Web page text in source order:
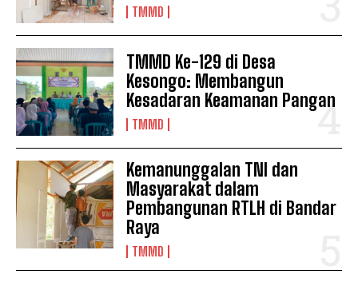
TMMD
TMMD Ke-129 di Desa
Kesongo: Membangun
Kesadaran Keamanan Pangan
TMMD
Kemanunggalan TNI dan
Masyarakat dalam
Pembangunan RTLH di Bandar
Raya
TMMD